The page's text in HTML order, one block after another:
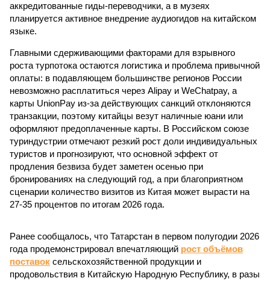
аккредитованные гиды-переводчики, а в музеях
планируется активное внедрение аудиогидов на китайском
языке.
Главными сдерживающими факторами для взрывного
роста турпотока остаются логистика и проблема привычной
оплаты: в подавляющем большинстве регионов России
невозможно расплатиться через Alipay и WeChatpay, а
карты UnionPay из-за действующих санкций отклоняются
транзакции, поэтому китайцы везут наличные юани или
оформляют предоплаченные карты. В Российском союзе
туриндустрии отмечают резкий рост доли индивидуальных
туристов и прогнозируют, что основной эффект от
продления безвиза будет заметен осенью при
бронированиях на следующий год, а при благоприятном
сценарии количество визитов из Китая может вырасти на
27-35 процентов по итогам 2026 года.
Ранее сообщалось, что Татарстан в первом полугодии 2026
года продемонстрировал впечатляющий рост объёмов
поставок сельскохозяйственной продукции и
продовольствия в Китайскую Народную Республику, в разы